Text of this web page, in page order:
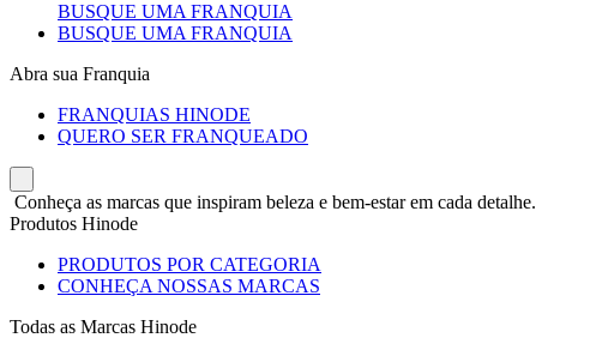
BUSQUE UMA FRANQUIA
BUSQUE UMA FRANQUIA
Abra sua Franquia
FRANQUIAS HINODE
QUERO SER FRANQUEADO
Conheça as marcas que inspiram beleza e bem-estar em cada detalhe.
Produtos Hinode
PRODUTOS POR CATEGORIA
CONHEÇA NOSSAS MARCAS
Todas as Marcas Hinode